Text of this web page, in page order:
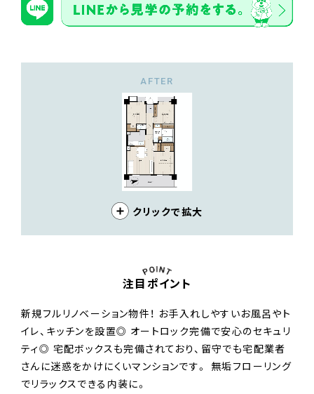
AFTER
クリックで拡大
注目ポイント
新規フルリノベーション物件！ お手入れしやすいお風呂やト
イレ、キッチンを設置◎ オートロック完備で安心のセキュリ
ティ◎ 宅配ボックスも完備されており、留守でも宅配業者
さんに迷惑をかけにくいマンションです。 無垢フローリング
でリラックスできる内装に。